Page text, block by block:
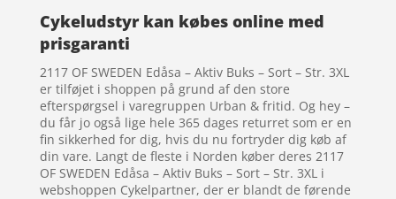
Cykeludstyr kan købes online med
prisgaranti
2117 OF SWEDEN Edåsa – Aktiv Buks – Sort – Str. 3XL
er tilføjet i shoppen på grund af den store
efterspørgsel i varegruppen Urban & fritid. Og hey –
du får jo også lige hele 365 dages returret som er en
fin sikkerhed for dig, hvis du nu fortryder dig køb af
din vare. Langt de fleste i Norden køber deres 2117
OF SWEDEN Edåsa – Aktiv Buks – Sort – Str. 3XL i
webshoppen Cykelpartner, der er blandt de førende